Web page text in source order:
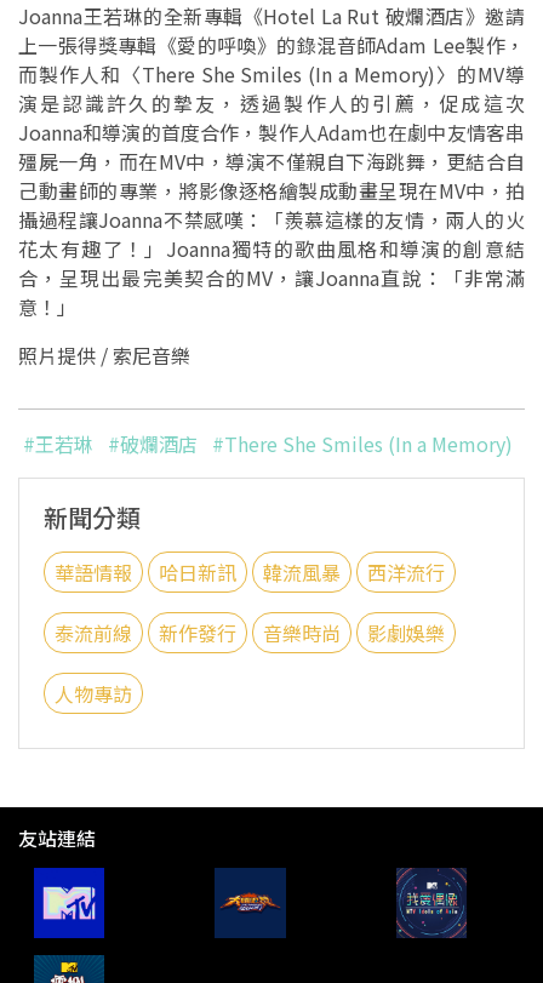
Joanna王若琳的全新專輯《Hotel La Rut 破爛酒店》邀請
上一張得獎專輯《愛的呼喚》的錄混音師Adam Lee製作，
而製作人和〈There She Smiles (In a Memory)〉的MV導
演是認識許久的摯友，透過製作人的引薦，促成這次
Joanna和導演的首度合作，製作人Adam也在劇中友情客串
殭屍一角，而在MV中，導演不僅親自下海跳舞，更結合自
己動畫師的專業，將影像逐格繪製成動畫呈現在MV中，拍
攝過程讓Joanna不禁感嘆：「羨慕這樣的友情，兩人的火
花太有趣了！」Joanna獨特的歌曲風格和導演的創意結
合，呈現出最完美契合的MV，讓Joanna直說：「非常滿
意！」
照片提供 / 索尼音樂
#王若琳 #破爛酒店 #There She Smiles (In a Memory)
新聞分類
華語情報 哈日新訊 韓流風暴 西洋流行
泰流前線 新作發行 音樂時尚 影劇娛樂
人物專訪
友站連結